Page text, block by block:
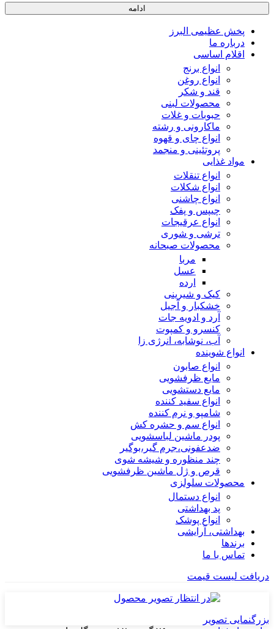
ادامه
پخش عظیمی البرز
درباره ما
اقلام اساسی
انواع برنج
انواع روغن
قند و شکر
محصولات لبنی
حبوبات و غلات
ماکارونی و رشته
انواع چای و قهوه
پروتئینی و منجمد
مواد غذایی
انواع تنقلات
انواع شکلات
انواع چاشنی
چیپس و پفک
انواع عرقیجات
ترشی و شوری
محصولات صبحانه
مربا
عسل
ارده
کیک و شیرینی
خشکبار و آجیل
آرد و ادویه جات
کنسرو و کمپوت
آب، نوشابه، انرژی زا
انواع شوینده
انواع صابون
مایع ظرفشویی
مایع دستشویی
انواع سفید کننده
شامپو و نرم کننده
انواع سم و حشره کش
پودر ماشین لباسشویی
ضدعفونی،جرم گیر،بوگیر
چند منظوره و شیشه شوی
قرص و ژل ماشین ظرفشویی
محصولات سلولزی
انواع دستمال
پد بهداشتی
انواع پوشک
بهداشتی، آرایشی
برندها
تماس با ما
دریافت لیست قیمت
بزرگنمایی تصویر